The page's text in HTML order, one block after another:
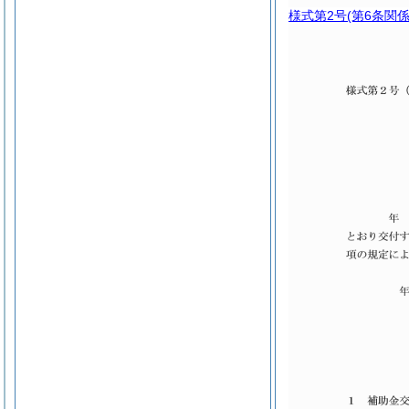
様式第2号(第6条関